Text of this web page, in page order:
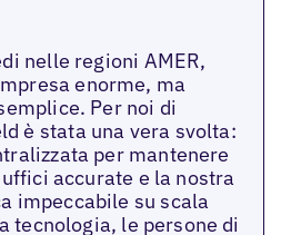
nelle regioni AMER,
enorme, ma
Per noi di
è stata una vera svolta:
per mantenere
accurate e la nostra
impeccabile su scala
tecnologia, le persone di